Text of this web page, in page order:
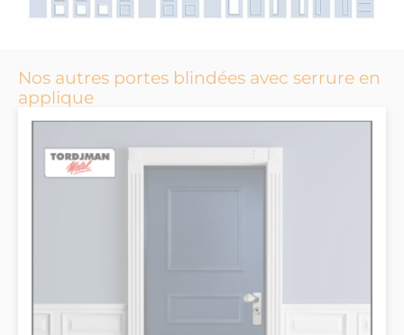
Nos autres portes blindées avec serrure en
applique